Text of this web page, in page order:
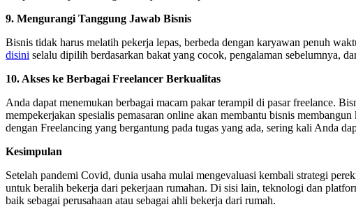
9. Mengurangi Tanggung Jawab Bisnis
Bisnis tidak harus melatih pekerja lepas, berbeda dengan karyawan penuh
disini selalu dipilih berdasarkan bakat yang cocok, pengalaman sebelumnya,
10. Akses ke Berbagai Freelancer Berkualitas
Anda dapat menemukan berbagai macam pakar terampil di pasar freelance.
mempekerjakan spesialis pemasaran online akan membantu bisnis
dengan Freelancing yang bergantung pada tugas yang ada, sering kali Anda
Kesimpulan
Setelah pandemi Covid, dunia usaha mulai mengevaluasi kembali strategi
untuk beralih bekerja dari pekerjaan rumahan. Di sisi lain, teknologi dan
baik sebagai perusahaan atau sebagai ahli bekerja dari rumah.